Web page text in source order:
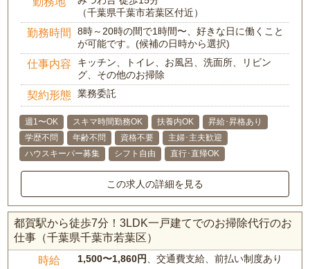
（千葉県千葉市若葉区付近）
勤務時間
8時～20時の間で1時間〜、好きな日に働くこと
が可能です。(候補の日時から選択)
仕事内容
キッチン、トイレ、お風呂、洗面所、リビン
グ、その他のお掃除
契約形態 業務委託
週1〜OK スキマ時間勤務OK 扶養内OK
昇給･昇格あり
学歴不問
年齢不問 資格不要
主婦･主夫歓迎
ハウスキーパー募集
シフト自由 直行･直帰OK
この求人の詳細を見る
都賀駅から徒歩7分！3LDK一戸建てでのお掃除代行のお
仕事（千葉県千葉市若葉区）
時給 1,500〜1,860円 、交通費支給、前払い制度あり